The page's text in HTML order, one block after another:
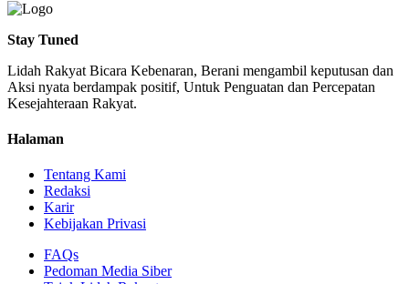
Stay Tuned
Lidah Rakyat Bicara Kebenaran, Berani mengambil keputusan dan
Aksi nyata berdampak positif, Untuk Penguatan dan Percepatan
Kesejahteraan Rakyat.
Halaman
Tentang Kami
Redaksi
Karir
Kebijakan Privasi
FAQs
Pedoman Media Siber